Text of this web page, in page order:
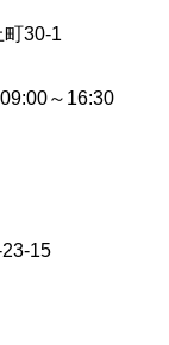
30-1
～16:30
15